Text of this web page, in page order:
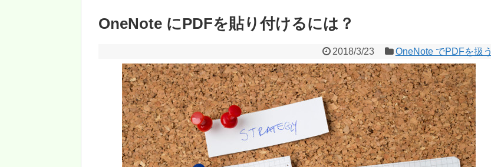
OneNote にPDFを貼り付けるには？
2018/3/23 OneNote でPDFを扱う